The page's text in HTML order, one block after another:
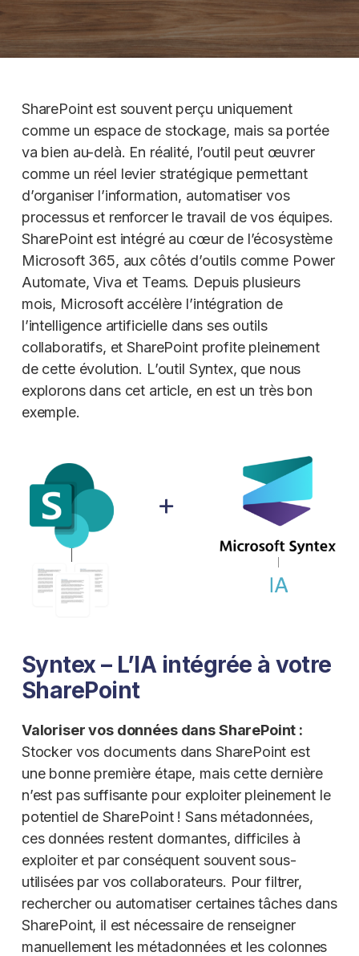
SharePoint est souvent perçu uniquement
comme un espace de stockage, mais sa portée
va bien au-delà. En réalité, l’outil peut œuvrer
comme un réel levier stratégique permettant
d’organiser l’information, automatiser vos
processus et renforcer le travail de vos équipes.
SharePoint est intégré au cœur de l’écosystème
Microsoft 365, aux côtés d’outils comme Power
Automate, Viva et Teams. Depuis plusieurs
mois, Microsoft accélère l’intégration de
l’intelligence artificielle dans ses outils
collaboratifs, et SharePoint profite pleinement
de cette évolution. L’outil Syntex, que nous
explorons dans cet article, en est un très bon
exemple.
Syntex – L’IA intégrée à votre
SharePoint
Valoriser vos données dans SharePoint :
Stocker vos documents dans SharePoint est
une bonne première étape, mais cette dernière
n’est pas suffisante pour exploiter pleinement le
potentiel de SharePoint ! Sans métadonnées,
ces données restent dormantes, difficiles à
exploiter et par conséquent souvent sous-
utilisées par vos collaborateurs. Pour filtrer,
rechercher ou automatiser certaines tâches dans
SharePoint, il est nécessaire de renseigner
manuellement les métadonnées et les colonnes